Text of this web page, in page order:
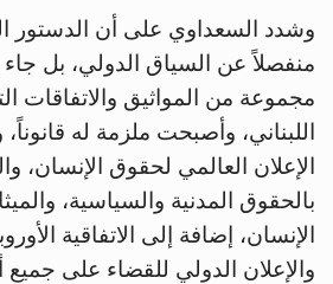
وشدد السعداوي على أن الدستور
منفصلاً عن السياق الدولي، بل
مجموعة من المواثيق والاتفاقات
اللبناني، وأصبحت ملزمة له
الإعلان العالمي لحقوق الإنسان،
بالحقوق المدنية والسياسية،
الإنسان، إضافة إلى الاتفاقية
والإعلان الدولي للقضاء على